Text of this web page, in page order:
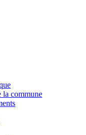
la commune